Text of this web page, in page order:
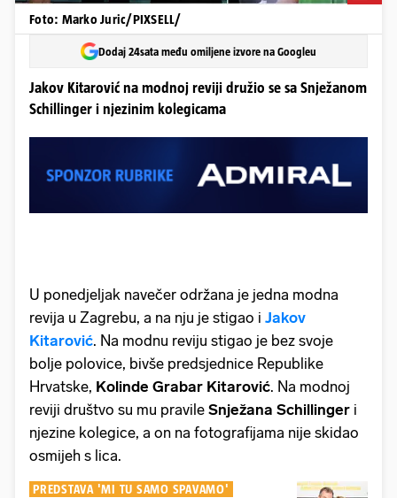
Foto: Marko Juric/PIXSELL/
Dodaj 24sata među omiljene izvore na Googleu
Jakov Kitarović na modnoj reviji družio se sa Snježanom
Schillinger i njezinim kolegicama
U ponedjeljak navečer održana je jedna modna
revija u Zagrebu, a na nju je stigao i Jakov
Kitarović. Na modnu reviju stigao je bez svoje
bolje polovice, bivše predsjednice Republike
Hrvatske, Kolinde Grabar Kitarović. Na modnoj
reviji društvo su mu pravile Snježana Schillinger i
njezine kolegice, a on na fotografijama nije skidao
osmijeh s lica.
PREDSTAVA 'MI TU SAMO SPAVAMO'